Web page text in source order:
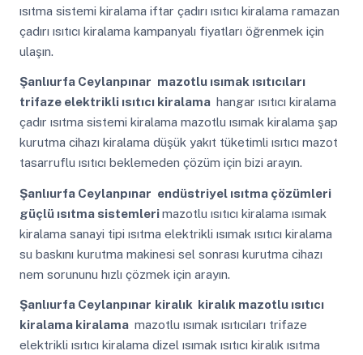
ısıtma sistemi kiralama iftar çadırı ısıtıcı kiralama ramazan
çadırı ısıtıcı kiralama kampanyalı fiyatları öğrenmek için
ulaşın.
Şanlıurfa Ceylanpınar mazotlu ısımak ısıtıcıları
trifaze elektrikli ısıtıcı kiralama hangar ısıtıcı kiralama
çadır ısıtma sistemi kiralama mazotlu ısımak kiralama şap
kurutma cihazı kiralama düşük yakıt tüketimli ısıtıcı mazot
tasarruflu ısıtıcı beklemeden çözüm için bizi arayın.
Şanlıurfa Ceylanpınar endüstriyel ısıtma çözümleri
güçlü ısıtma sistemlerimazotlu ısıtıcı kiralama ısımak
kiralama sanayi tipi ısıtma elektrikli ısımak ısıtıcı kiralama
su baskını kurutma makinesi sel sonrası kurutma cihazı
nem sorununu hızlı çözmek için arayın.
Şanlıurfa Ceylanpınar kiralık kiralık mazotlu ısıtıcı
kiralama kiralama mazotlu ısımak ısıtıcıları trifaze
elektrikli ısıtıcı kiralama dizel ısımak ısıtıcı kiralık ısıtma